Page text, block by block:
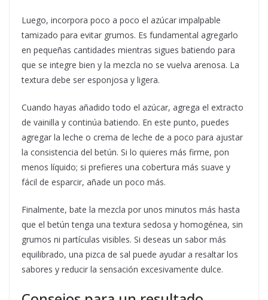
Luego, incorpora poco a poco el azúcar impalpable
tamizado para evitar grumos. Es fundamental agregarlo
en pequeñas cantidades mientras sigues batiendo para
que se integre bien y la mezcla no se vuelva arenosa. La
textura debe ser esponjosa y ligera.
Cuando hayas añadido todo el azúcar, agrega el extracto
de vainilla y continúa batiendo. En este punto, puedes
agregar la leche o crema de leche de a poco para ajustar
la consistencia del betún. Si lo quieres más firme, pon
menos líquido; si prefieres una cobertura más suave y
fácil de esparcir, añade un poco más.
Finalmente, bate la mezcla por unos minutos más hasta
que el betún tenga una textura sedosa y homogénea, sin
grumos ni partículas visibles. Si deseas un sabor más
equilibrado, una pizca de sal puede ayudar a resaltar los
sabores y reducir la sensación excesivamente dulce.